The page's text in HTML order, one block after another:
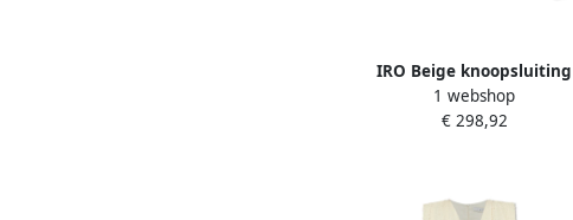
IRO Beige knoopsluiting
buitenkleding met zakken
Dames
1 webshop
€ 298,92